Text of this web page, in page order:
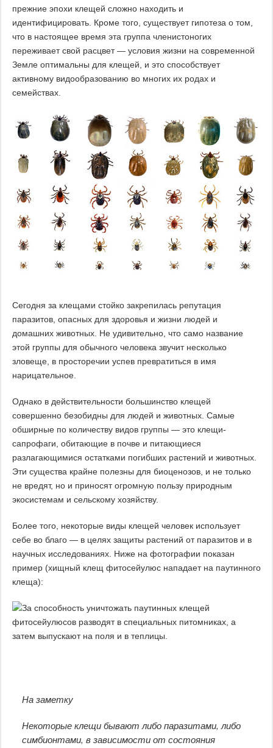
прежние эпохи клещей сложно находить и
идентифицировать. Кроме того, существует гипотеза о том,
что в настоящее время эта группа членистоногих
переживает свой расцвет — условия жизни на современной
Земле оптимальны для клещей, и это способствует
активному видообразованию во многих их родах и
семействах.
Сегодня за клещами стойко закрепилась репутация
паразитов, опасных для здоровья и жизни людей и
домашних животных. Не удивительно, что само название
этой группы для обычного человека звучит несколько
зловеще, в просторечии успев превратиться в имя
нарицательное.
Однако в действительности большинство клещей
совершенно безобидны для людей и животных. Самые
обширные по количеству видов группы — это клещи-
сапрофаги, обитающие в почве и питающиеся
разлагающимися остатками погибших растений и животных.
Эти существа крайне полезны для биоценозов, и не только
не вредят, но и приносят огромную пользу природным
экосистемам и сельскому хозяйству.
Более того, некоторые виды клещей человек использует
себе во благо — в целях защиты растений от паразитов и в
научных исследованиях. Ниже на фотографии показан
пример (хищный клещ фитосейулюс нападает на паутинного
клеща):
На заметку
Некоторые клещи бывают либо паразитами, либо
симбионтами, в зависимости от состояния